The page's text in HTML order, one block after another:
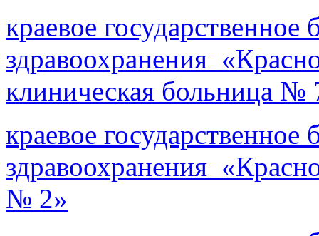
краевое
здравоохранения
клиническая больница №
краевое
здравоохранения
№ 2»